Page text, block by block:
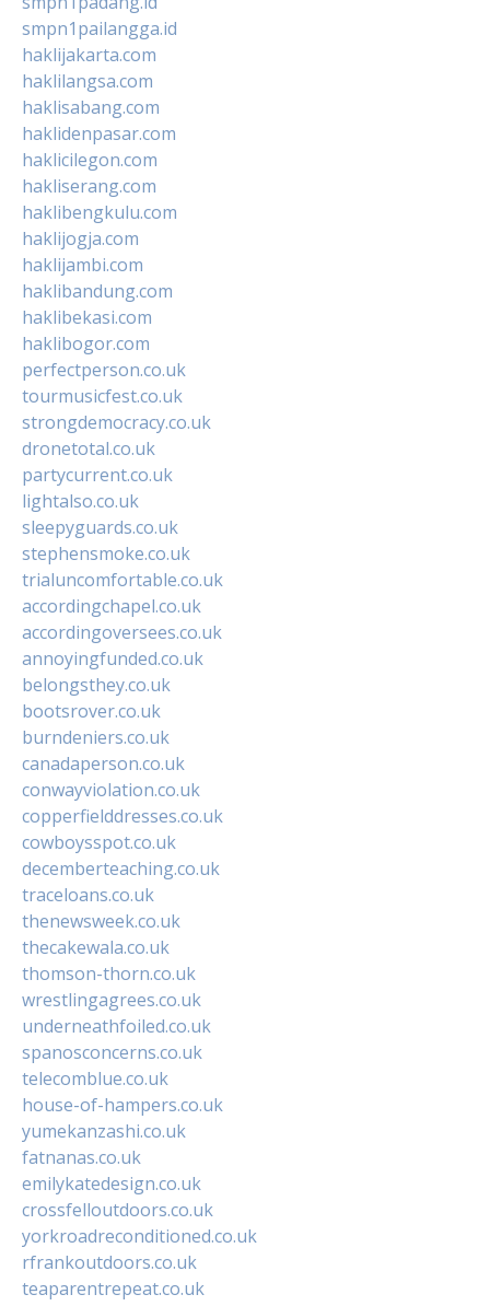
smpn1pailangga.id
haklijakarta.com
haklilangsa.com
haklisabang.com
haklidenpasar.com
haklicilegon.com
hakliserang.com
haklibengkulu.com
haklijogja.com
haklijambi.com
haklibandung.com
haklibekasi.com
haklibogor.com
perfectperson.co.uk
tourmusicfest.co.uk
strongdemocracy.co.uk
dronetotal.co.uk
partycurrent.co.uk
lightalso.co.uk
sleepyguards.co.uk
stephensmoke.co.uk
trialuncomfortable.co.uk
accordingchapel.co.uk
accordingoversees.co.uk
annoyingfunded.co.uk
belongsthey.co.uk
bootsrover.co.uk
burndeniers.co.uk
canadaperson.co.uk
conwayviolation.co.uk
copperfielddresses.co.uk
cowboysspot.co.uk
decemberteaching.co.uk
traceloans.co.uk
thenewsweek.co.uk
thecakewala.co.uk
thomson-thorn.co.uk
wrestlingagrees.co.uk
underneathfoiled.co.uk
spanosconcerns.co.uk
telecomblue.co.uk
house-of-hampers.co.uk
yumekanzashi.co.uk
fatnanas.co.uk
emilykatedesign.co.uk
crossfelloutdoors.co.uk
yorkroadreconditioned.co.uk
rfrankoutdoors.co.uk
teaparentrepeat.co.uk